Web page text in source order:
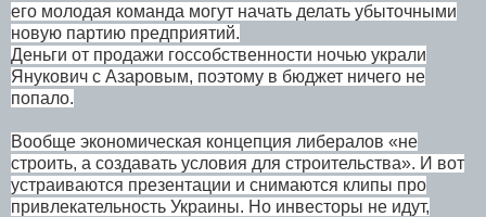
его молодая команда могут начать делать убыточными
новую партию предприятий.
Деньги от продажи госсобственности ночью украли
Янукович с Азаровым, поэтому в бюджет ничего не
попало.
Вообще экономическая концепция либералов «не
строить, а создавать условия для строительства». И вот
устраиваются презентации и снимаются клипы про
привлекательность Украины. Но инвесторы не идут,